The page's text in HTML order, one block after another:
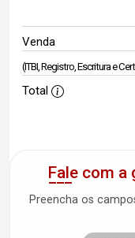
Venda
(ITBI, Registro, Escritura e
Total
Fale com a
Preencha os